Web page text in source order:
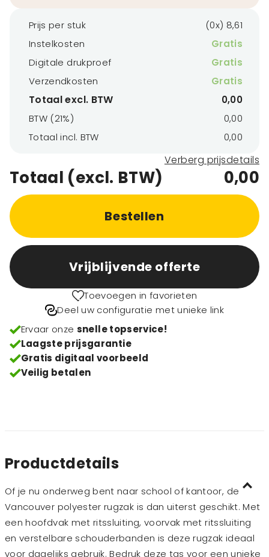
Prijs per stuk
(0x) 8,61
Instelkosten
Gratis
Digitale drukproef
Gratis
Verzendkosten
Gratis
Totaal excl. BTW
0,00
BTW (21%)
0,00
Totaal incl. BTW
0,00
Verberg prijsdetails
Totaal (excl. BTW) 0,00
Bestellen
Vrijblijvende offerte
Toevoegen in favorieten
Deel uw configuratie met unieke link
Ervaar onze snelle topservice!
Laagste prijsgarantie
Gratis digitaal voorbeeld
Veilig betalen
Productdetails
Of je nu onderweg bent naar school of kantoor, de
Vancouver polyester rugzak is dan uiterst geschikt. Met
een hoofdvak met ritssluiting, voorvak met ritssluiting
en verstelbare schouderbanden is deze rugzak ideaal
voor dagelijks gebruik. Bedruk deze tas voor een unieke